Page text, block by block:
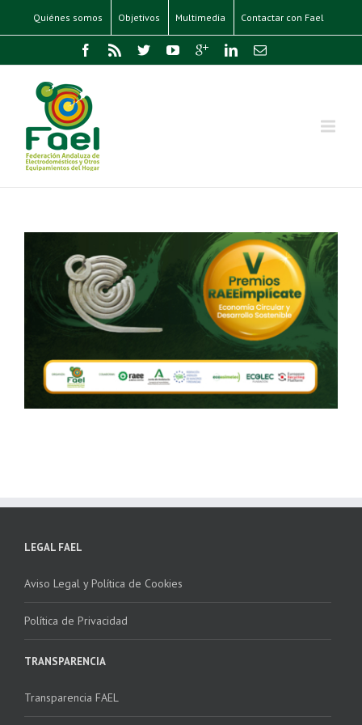
Quiénes somos Objetivos Multimedia Contactar con Fael
LEGAL FAEL
Aviso Legal y Política de Cookies
Política de Privacidad
TRANSPARENCIA
Transparencia FAEL